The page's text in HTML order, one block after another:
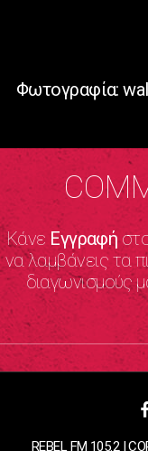
Φωτογραφία:
Κάνε Εγγραφή
να λαμβάνεις τα
διαγωνισμούς
REBEL FM 105.2 |